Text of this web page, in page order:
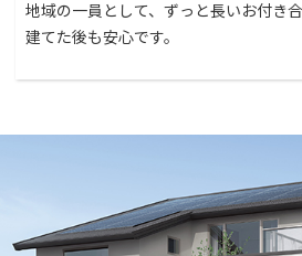
地域の一員として、ずっと長いお付き合
建てた後も安心です。